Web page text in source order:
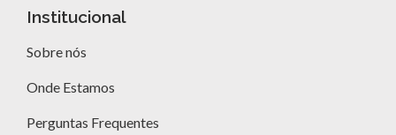
Institucional
Sobre nós
Onde Estamos
Perguntas Frequentes